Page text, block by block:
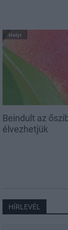
Helyi
Beindult az
élvezhetjük
HÍRLEVÉL